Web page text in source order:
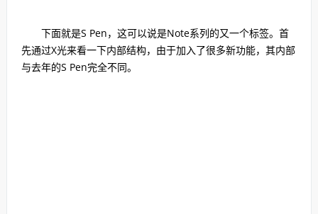
下面就是S Pen，这可以说是Note系列的又一个标签。首
先通过X光来看一下内部结构，由于加入了很多新功能，其内部
与去年的S Pen完全不同。